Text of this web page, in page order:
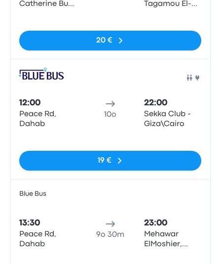
Catherine Bus
Tagamou El-
20 €
12:00
Peace Rd,
Dahab
10o
22:00
Sekka Club -
Giza\Cairo
19 €
Blue Bus
13:30
Peace Rd,
Dahab
9o 30m
23:00
Mehawar
ElMoshier,